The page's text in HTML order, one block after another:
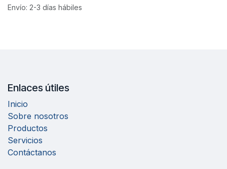
Envío: 2-3 días hábiles
Enlaces útiles
Inicio
Sobre nosotros
Productos
Servicios
Contáctanos